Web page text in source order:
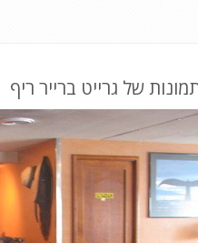
של גרייט ברייר ריף